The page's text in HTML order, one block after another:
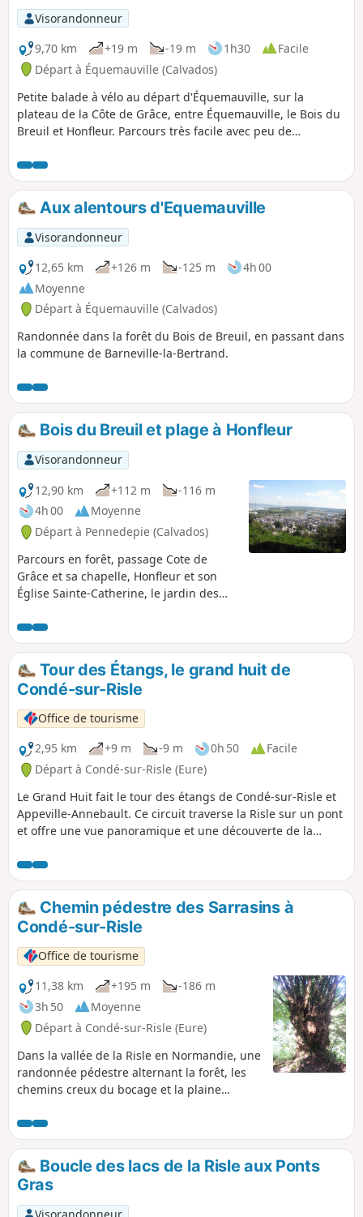
Visorandonneur
9,70 km
+19 m -19 m 1h30
Facile
Départ à Équemauville (Calvados)
Petite balade à vélo au départ d'Équemauville, sur la
plateau de la Côte de Grâce, entre Équemauville, le Bois du
Breuil et Honfleur. Parcours très facile avec peu de
ombragée, elle est très facile et familiale (faite avec ma fille
de 9 ans).
Aux alentours d'Equemauville
Visorandonneur
12,65 km
+126 m -125 m
4h 00
Moyenne
Départ à Équemauville (Calvados)
Randonnée dans la forêt du Bois de Breuil, en passant dans
la commune de Barneville-la-Bertrand.
Bois du Breuil et plage à Honfleur
Visorandonneur
12,90 km
+112 m
-116 m
4h 00
Moyenne
Départ à Pennedepie (Calvados)
Parcours en forêt, passage Cote de
Grâce et sa chapelle, Honfleur et son
Église Sainte-Catherine, le jardin des
et retour dans le bois avec ses
rhododendrons.
Tour des Étangs, le grand huit de
Condé-sur-Risle
Office de tourisme
2,95 km
+9 m -9 m 0h 50
Facile
Départ à Condé-sur-Risle (Eure)
Le Grand Huit fait le tour des étangs de Condé-sur-Risle et
Appeville-Annebault. Ce circuit traverse la Risle sur un pont
et offre une vue panoramique et une découverte de la
Les trois quarts du circuit se situent au bord de l’eau.
Quelques peupliers ont une taille remarquable.
Chemin pédestre des Sarrasins à
Condé-sur-Risle
Office de tourisme
11,38 km
+195 m
-186 m
3h 50
Moyenne
Départ à Condé-sur-Risle (Eure)
Dans la vallée de la Risle en Normandie, une
randonnée pédestre alternant la forêt, les
chemins creux du bocage et la plaine
à la découverte d'une fontaine perdue en
pleine nature. La forêt est l‘élément
dominant, les panoramas sont nombreux. Le
bocage est très fréquent, beaucoup d’arbres
ont une taille remarquable surtout le Chêne
à Leude qui est là depuis le Moyen-Âge.
Boucle des lacs de la Risle aux Ponts
Gras